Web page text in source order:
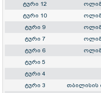
ტური 12
ტური 10
ტური 9
ტური 7
ტური 6
ტური 5
ტური 4
ტური 3
თბილისის